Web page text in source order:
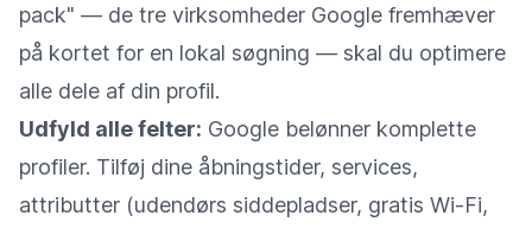
pack" — de tre virksomheder Google fremhæver
på kortet for en lokal søgning — skal du optimere
alle dele af din profil.
Udfyld alle felter: Google belønner komplette
profiler. Tilføj dine åbningstider, services,
attributter (udendørs siddepladser, gratis Wi-Fi,